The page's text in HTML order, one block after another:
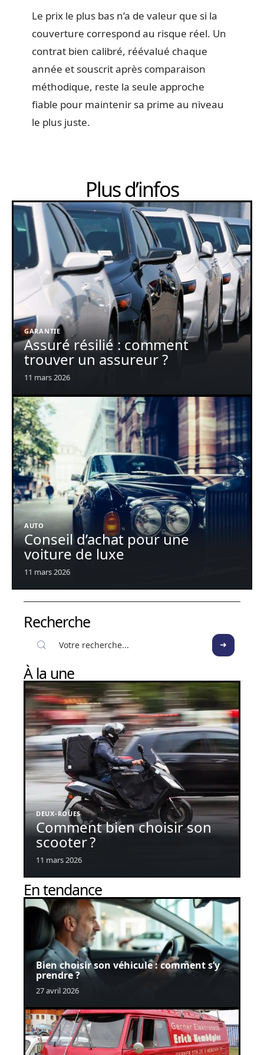
Le prix le plus bas n’a de valeur que si la
couverture correspond au risque réel. Un
contrat bien calibré, réévalué chaque
année et souscrit après comparaison
méthodique, reste la seule approche
fiable pour maintenir sa prime au niveau
le plus juste.
Plus d’infos
GARANTIE
Assuré résilié : comment
trouver un assureur ?
11 mars 2026
AUTO
Conseil d’achat pour une
voiture de luxe
11 mars 2026
Recherche
À la une
DEUX-ROUES
Comment bien choisir son
scooter ?
11 mars 2026
En tendance
Bien choisir son véhicule : comment s’y
prendre ?
27 avril 2026